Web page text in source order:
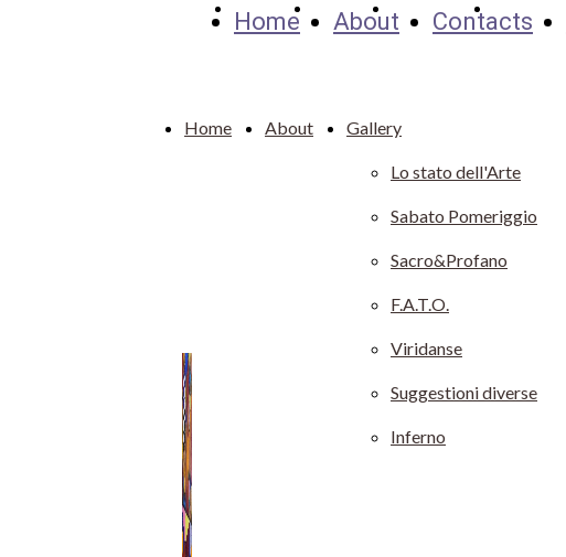
Home About Contacts
Cookie
Policy
Home About Contacts
Home About Gallery
Lo stato dell'Arte
Sabato Pomeriggio
Sacro&Profano
F.A.T.O.
Viridanse
Suggestioni diverse
Inferno